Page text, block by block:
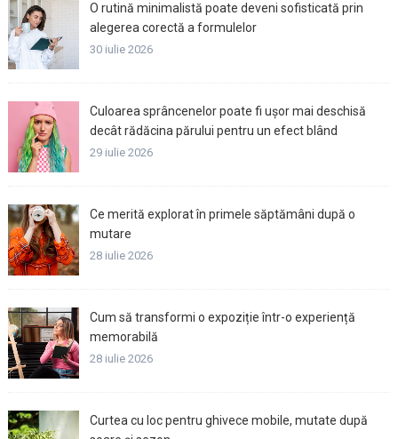
O rutină minimalistă poate deveni sofisticată prin
alegerea corectă a formulelor
30 iulie 2026
Culoarea sprâncenelor poate fi ușor mai deschisă
decât rădăcina părului pentru un efect blând
29 iulie 2026
Ce merită explorat în primele săptămâni după o
mutare
28 iulie 2026
Cum să transformi o expoziție într-o experiență
memorabilă
28 iulie 2026
Curtea cu loc pentru ghivece mobile, mutate după